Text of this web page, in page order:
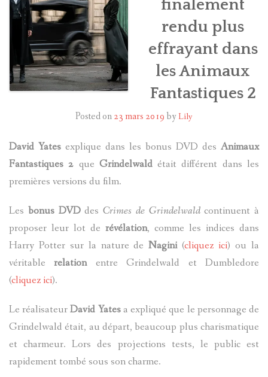
HARRY POTTER
LES ACTEURS
J.K. ROWLING
PRODUITS DÉRIVÉS
A PROPOS
finalement
rendu plus
effrayant dans
les Animaux
Fantastiques 2
Posted on23 mars 2019by Lily
David Yates explique dans les bonus DVD des Animaux
Fantastiques 2 que Grindelwaldétait différent dans les
premières versions du film.
Les bonus DVDdes Crimes de Grindelwaldcontinuent à
proposer leur lot de révélation, comme les indices dans
Harry Potter sur la nature deNagini(cliquez ici) ou la
véritablerelationentre Grindelwald et Dumbledore
(cliquez ici).
Le réalisateurDavid Yatesa expliqué que le personnage de
Grindelwald était, au départ, beaucoup plus charismatique
et charmeur. Lors des projections tests, le public est
rapidement tombé sous son charme.